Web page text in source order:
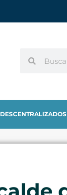
DESCENTRALIZADOS